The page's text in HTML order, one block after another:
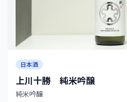
日本酒
上川十勝 純米吟醸
純米吟醸